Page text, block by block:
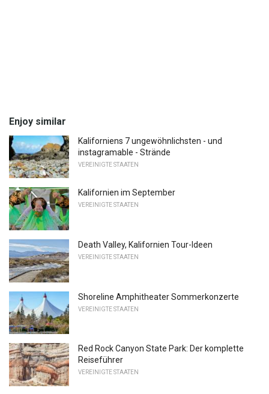
Enjoy similar
Kaliforniens 7 ungewöhnlichsten - und
instagramable - Strände
VEREINIGTE STAATEN
Kalifornien im September
VEREINIGTE STAATEN
Death Valley, Kalifornien Tour-Ideen
VEREINIGTE STAATEN
Shoreline Amphitheater Sommerkonzerte
VEREINIGTE STAATEN
Red Rock Canyon State Park: Der komplette
Reiseführer
VEREINIGTE STAATEN